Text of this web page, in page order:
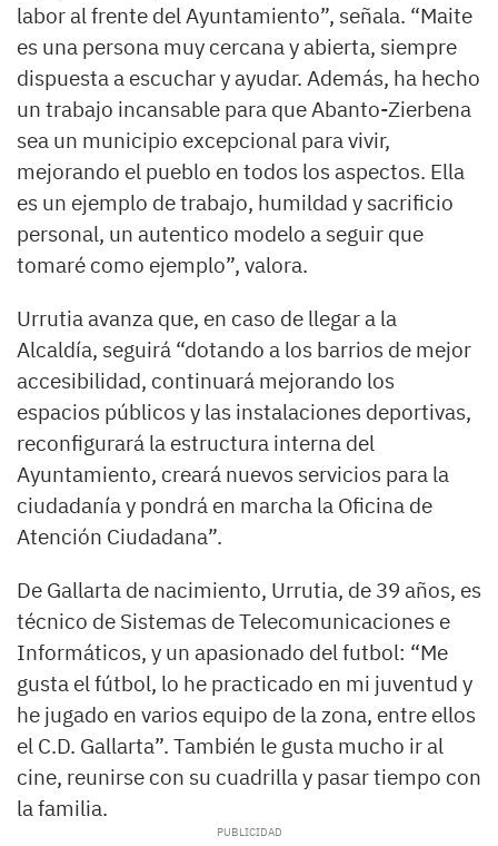
labor al frente del Ayuntamiento”, señala. “Maite
es una persona muy cercana y abierta, siempre
dispuesta a escuchar y ayudar. Además, ha hecho
un trabajo incansable para que Abanto-Zierbena
sea un municipio excepcional para vivir,
mejorando el pueblo en todos los aspectos. Ella
es un ejemplo de trabajo, humildad y sacrificio
personal, un autentico modelo a seguir que
tomaré como ejemplo”, valora.
Urrutia avanza que, en caso de llegar a la
Alcaldía, seguirá “dotando a los barrios de mejor
accesibilidad, continuará mejorando los
espacios públicos y las instalaciones deportivas,
reconfigurará la estructura interna del
Ayuntamiento, creará nuevos servicios para la
ciudadanía y pondrá en marcha la Oficina de
Atención Ciudadana”.
De Gallarta de nacimiento, Urrutia, de 39 años, es
técnico de Sistemas de Telecomunicaciones e
Informáticos, y un apasionado del futbol: “Me
gusta el fútbol, lo he practicado en mi juventud y
he jugado en varios equipo de la zona, entre ellos
el C.D. Gallarta”. También le gusta mucho ir al
cine, reunirse con su cuadrilla y pasar tiempo con
la familia.